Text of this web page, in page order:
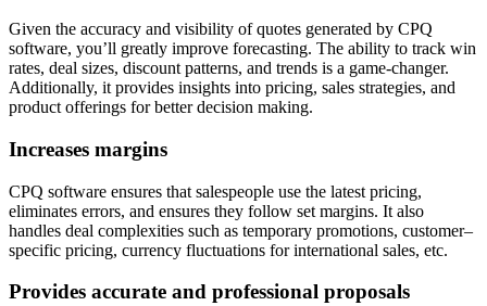
Given the accuracy and visibility of quotes generated by CPQ
software, you’ll greatly improve forecasting. The ability to track win
rates, deal sizes, discount patterns, and trends is a game-changer.
Additionally, it provides insights into pricing, sales strategies, and
product offerings for better decision making.
Increases margins
CPQ software ensures that salespeople use the latest pricing,
eliminates errors, and ensures they follow set margins. It also
handles deal complexities such as temporary promotions, customer–
specific pricing, currency fluctuations for international sales, etc.
Provides accurate and professional proposals